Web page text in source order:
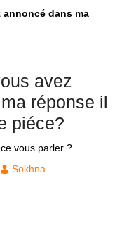
dans ma
avez
réponse il
piéce?
vous parler ?
Sokhna